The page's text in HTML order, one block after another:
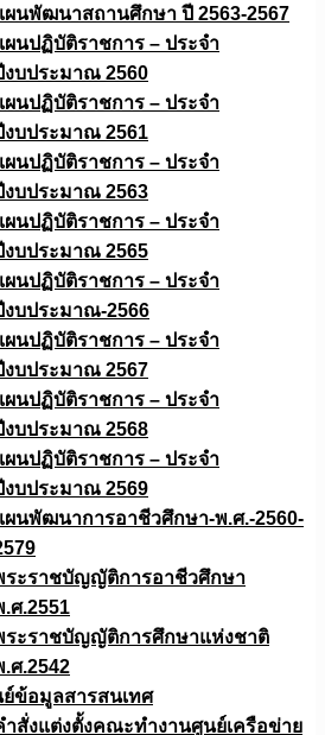
ผนพัฒนาสถานศึกษา ปี 2563-2567
ผนปฏิบัติราชการ – ประจำ
งบประมาณ 2560
ผนปฏิบัติราชการ – ประจำ
งบประมาณ 2561
ผนปฏิบัติราชการ – ประจำ
งบประมาณ 2563
ผนปฏิบัติราชการ – ประจำ
งบประมาณ 2565
ผนปฏิบัติราชการ – ประจำ
งบประมาณ-2566
ผนปฏิบัติราชการ – ประจำ
งบประมาณ 2567
ผนปฏิบัติราชการ – ประจำ
งบประมาณ 2568
ผนปฏิบัติราชการ – ประจำ
งบประมาณ 2569
ผนพัฒนาการอาชีวศึกษา-พ.ศ.-2560-
ระราชบัญญัติการอาชีวศึกษา
.ศ.2551
ระราชบัญญัติการศึกษาแห่งชาติ
.ศ.2542
ข้อมูลสารสนเทศ
ำสั่งแต่งตั้งคณะทำงานศูนย์เครือข่าย